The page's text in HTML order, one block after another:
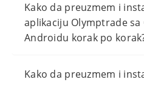
Kako da preuzmem i
aplikaciju Olymptrade sa
Androidu korak po
Kako da preuzmem i